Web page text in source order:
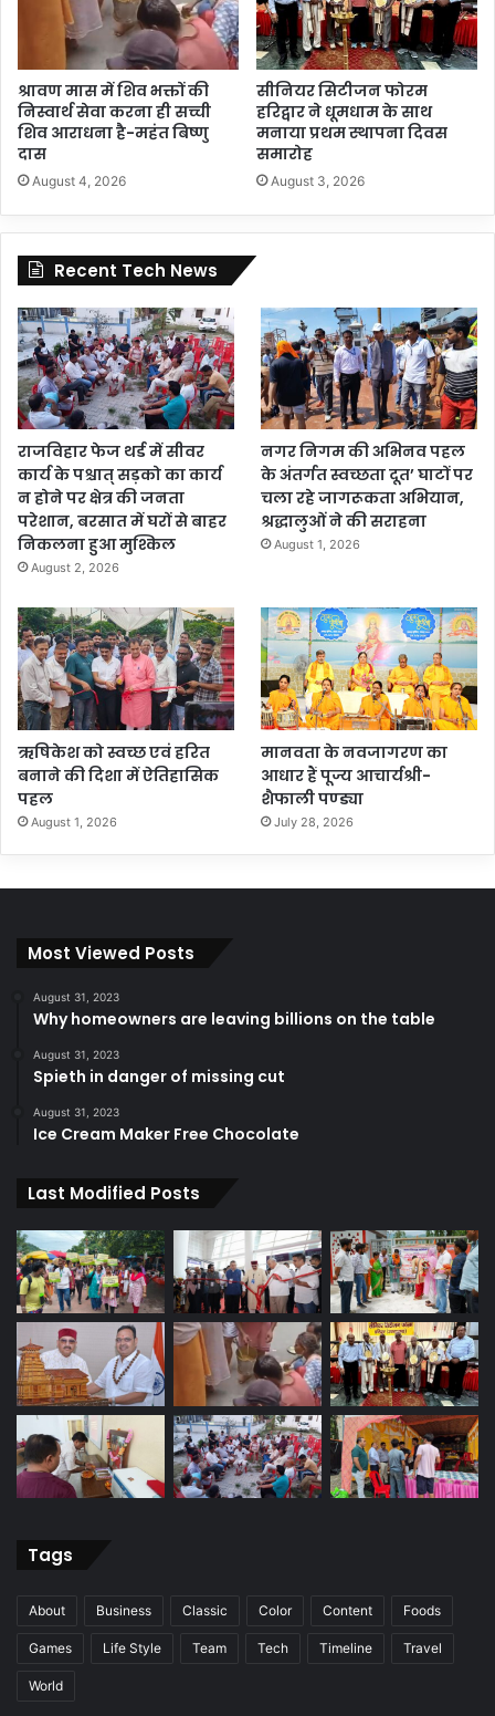
श्रावण मास में शिव भक्तों की
निस्वार्थ सेवा करना ही सच्ची
शिव आराधना है-महंत बिष्णु
दास
August 4, 2026
सीनियर सिटीजन फोरम
हरिद्वार ने धूमधाम के साथ
मनाया प्रथम स्थापना दिवस
समारोह
August 3, 2026
Recent Tech News
राजविहार फेज थर्ड में सीवर
कार्य के पश्चात् सड़को का कार्य
न होने पर क्षेत्र की जनता
परेशान, बरसात में घरों से बाहर
निकलना हुआ मुश्किल
August 2, 2026
नगर निगम की अभिनव पहल
के अंतर्गत स्वच्छता दूत’ घाटों पर
चला रहे जागरूकता अभियान,
श्रद्धालुओं ने की सराहना
August 1, 2026
ऋषिकेश को स्वच्छ एवं हरित
बनाने की दिशा में ऐतिहासिक
पहल
August 1, 2026
मानवता के नवजागरण का
आधार हैं पूज्य आचार्यश्री-
शैफाली पण्ड्या
July 28, 2026
Most Viewed Posts
August 31, 2023
Why homeowners are leaving billions on the table
August 31, 2023
Spieth in danger of missing cut
August 31, 2023
Ice Cream Maker Free Chocolate
Last Modified Posts
Tags
About Business Classic Color Content Foods
Games Life Style Team Tech Timeline Travel
World